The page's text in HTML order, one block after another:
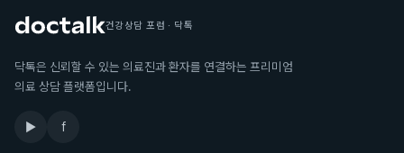
건강상담 포럼 · 닥톡
닥톡은 신뢰할 수 있는 의료진과 환자를 연결하는 프리미엄
의료 상담 플랫폼입니다.
▶ f